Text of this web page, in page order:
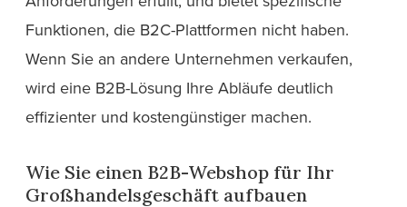
Funktionen, die B2C-Plattformen nicht haben.
Wenn Sie an andere Unternehmen verkaufen,
wird eine B2B-Lösung Ihre Abläufe deutlich
effizienter und kostengünstiger machen.
Wie Sie einen B2B-Webshop für Ihr
Großhandelsgeschäft aufbauen